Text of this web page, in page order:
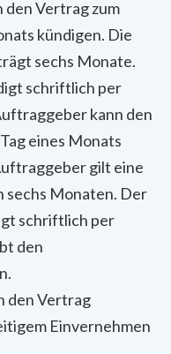
den Vertrag zum
kündigen. Die
sechs Monate.
schriftlich per
kann den
eines Monats
gilt eine
sechs Monaten. Der
schriftlich per
den
den Vertrag
Einvernehmen